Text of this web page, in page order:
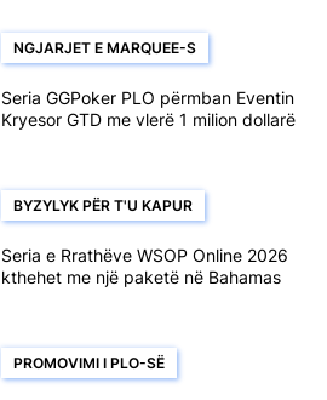
NGJARJET E MARQUEE-S
Seria GGPoker PLO përmban Eventin
Kryesor GTD me vlerë 1 milion dollarë
BYZYLYK PËR T'U KAPUR
Seria e Rrathëve WSOP Online 2026
kthehet me një paketë në Bahamas
PROMOVIMI I PLO-SË